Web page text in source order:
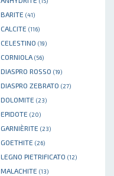
BARITE (41)
CALCITE (116)
CELESTINO (19)
CORNIOLA (56)
DIASPRO ROSSO (19)
DIASPRO ZEBRATO (27)
DOLOMITE (23)
EPIDOTE (20)
GARNIÈRITE (23)
GOETHITE (26)
LEGNO PIETRIFICATO (12)
MALACHITE (13)